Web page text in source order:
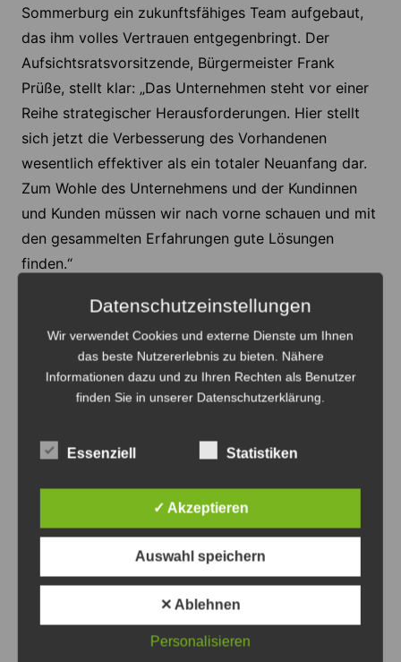
Sommerburg ein zukunftsfähiges Team aufgebaut,
das ihm volles Vertrauen entgegenbringt. Der
Aufsichtsratsvorsitzende, Bürgermeister Frank
Prüße, stellt klar: „Das Unternehmen steht vor einer
Reihe strategischer Herausforderungen. Hier stellt
sich jetzt die Verbesserung des Vorhandenen
wesentlich effektiver als ein totaler Neuanfang dar.
Zum Wohle des Unternehmens und der Kundinnen
und Kunden müssen wir nach vorne schauen und mit
den gesammelten Erfahrungen gute Lösungen
finden.“
Laut Funke ist Björn Sommerburg in der Branche gut
vernetzt und genießt einen sehr guten Ruf. Er nimmt
diese Aufgabe an und wird die Stadtwerke Lehrte
durch die aktuell andauernde Energiekrise führen.
Aus den vorgenannten Gründen sind der
Geschäftsführervertrag zu verlängern.
Datenschutzeinstellungen
Wir verwendet Cookies und externe Dienste um Ihnen
das beste Nutzererlebnis zu bieten. Nähere
Informationen dazu und zu Ihren Rechten als Benutzer
finden Sie in unserer Datenschutzerklärung.
Essenziell Statistiken
✓ Akzeptieren
Auswahl speichern
✕ Ablehnen
Personalisieren